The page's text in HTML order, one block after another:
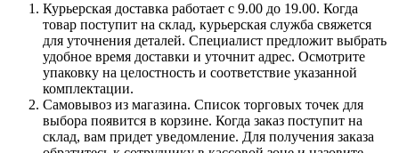
Курьерская доставка работает с 9.00 до 19.00. Когда
товар поступит на склад, курьерская служба свяжется
для уточнения деталей. Специалист предложит выбрать
удобное время доставки и уточнит адрес. Осмотрите
упаковку на целостность и соответствие указанной
комплектации.
Самовывоз из магазина. Список торговых точек для
выбора появится в корзине. Когда заказ поступит на
склад, вам придет уведомление. Для получения заказа